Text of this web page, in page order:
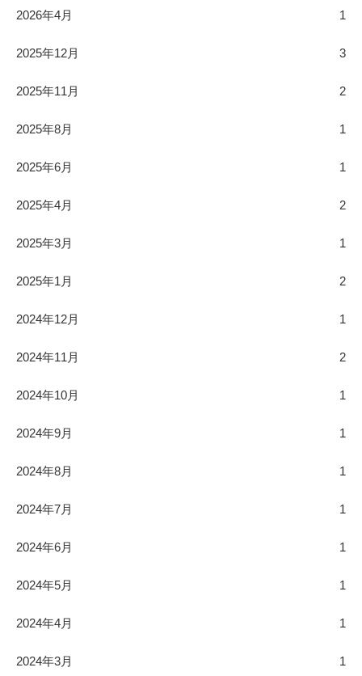
2026年4月 1
2025年12月 3
2025年11月 2
2025年8月 1
2025年6月 1
2025年4月 2
2025年3月 1
2025年1月 2
2024年12月 1
2024年11月 2
2024年10月 1
2024年9月 1
2024年8月 1
2024年7月 1
2024年6月 1
2024年5月 1
2024年4月 1
2024年3月 1